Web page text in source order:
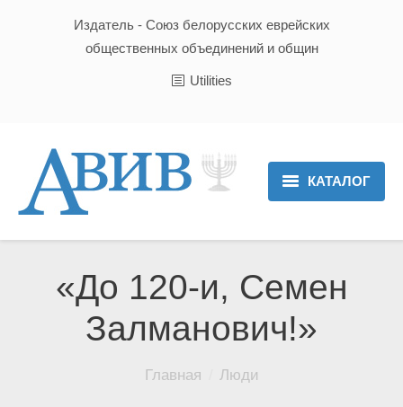
Издатель - Союз белорусских еврейских
общественных объединений и общин
Utilities
КАТАЛОГ
«До 120-и, Семен
Залманович!»
Главная Люди